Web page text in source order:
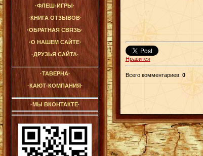
·ФЛЕШ-ИГРЫ·
·КНИГА ОТЗЫВОВ·
·ОБРАТНАЯ СВЯЗЬ·
·О НАШЕМ САЙТЕ·
·ДРУЗЬЯ САЙТА·
·ТАВЕРНА·
·КАЮТ-КОМПАНИЯ·
·МЫ ВКОНТАКТЕ·
Нравится
Всего комментариев: 0